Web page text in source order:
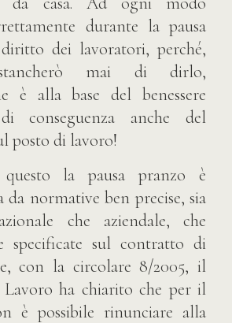
durante la pausa
dei lavoratori, perché,
mai di dirlo,
è alla base del benessere
conseguenza anche del
posto di lavoro!
la pausa pranzo è
da normative ben precise, sia
che aziendale, che
specificate sul contratto di
con la circolare 8/2005, il
ha chiarito che per il
è possibile rinunciare alla